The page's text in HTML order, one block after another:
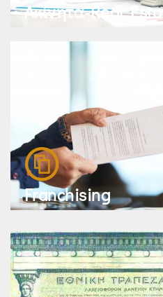
Ακίνητα-Real
Franchising